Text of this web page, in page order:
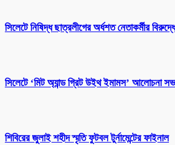
সিলেটে নিষিদ্ধ ছাত্রলীগের অর্ধশত নেতাকর্মীর
সিলেটে ‘মিট অ্যান্ড গ্রিট উইথ ইমামস’ আলোচনা
শিবিরের জুলাই শহীদ স্মৃতি ফুটবল টুর্নামেন্টের ফাইনাল